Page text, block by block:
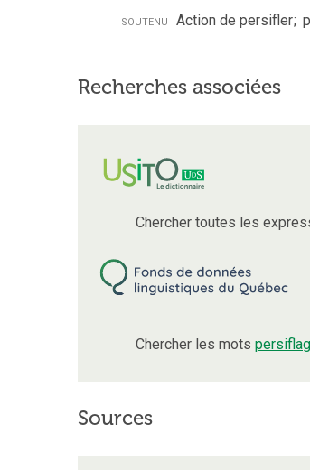
soutenu Action de persifler;
Recherches associées
Chercher toutes les
Chercher les mots
Sources